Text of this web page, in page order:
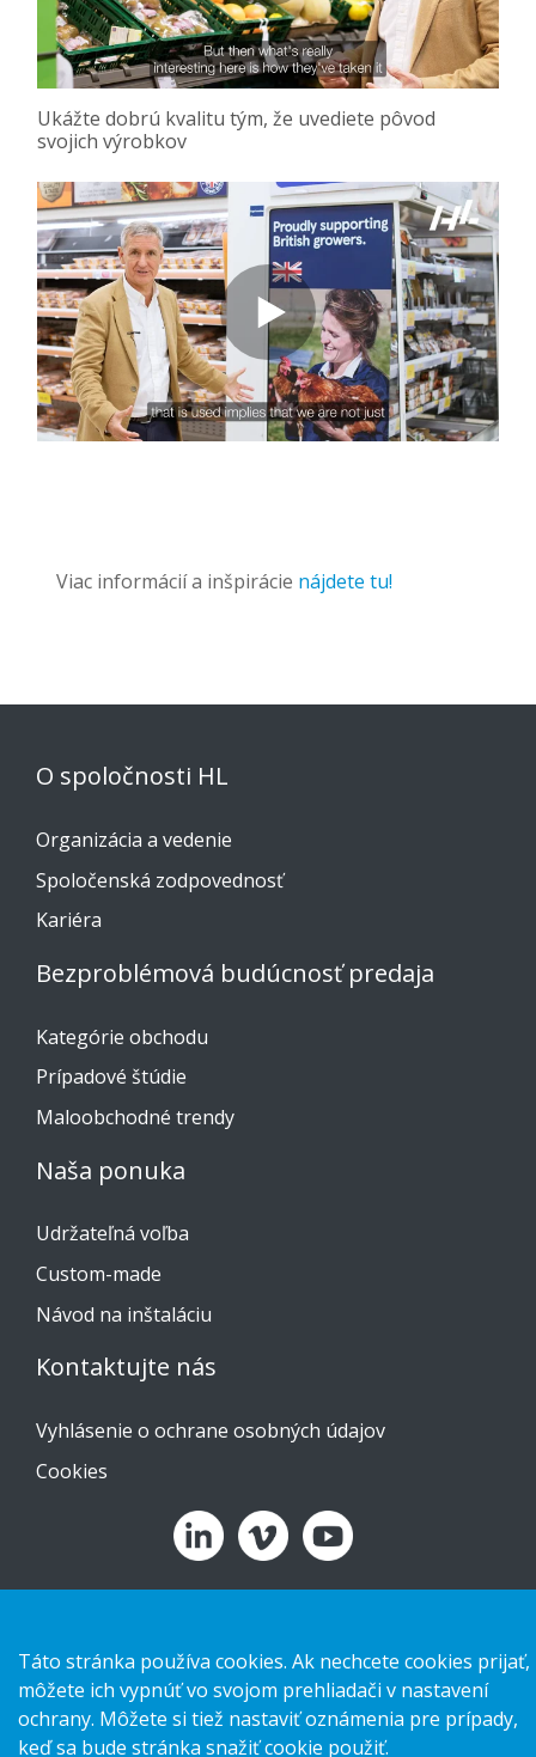
Ukážte dobrú kvalitu tým, že uvediete pôvod
svojich výrobkov
Viac informácií a inšpirácie nájdete tu!
O spoločnosti HL
Organizácia a vedenie
Spoločenská zodpovednosť
Kariéra
Bezproblémová budúcnosť predaja
Kategórie obchodu
Prípadové štúdie
Maloobchodné trendy
Naša ponuka
Udržateľná voľba
Custom-made
Návod na inštaláciu
Kontaktujte nás
Vyhlásenie o ochrane osobných údajov
Cookies
Táto stránka používa cookies. Ak nechcete cookies prijať,
môžete ich vypnúť vo svojom prehliadači v nastavení
ochrany. Môžete si tiež nastaviť oznámenia pre prípady,
keď sa bude stránka snažiť cookie použiť.